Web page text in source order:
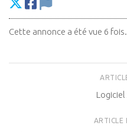
Cette annonce a été vue 6 fois.
Logiciel
ARTICLE